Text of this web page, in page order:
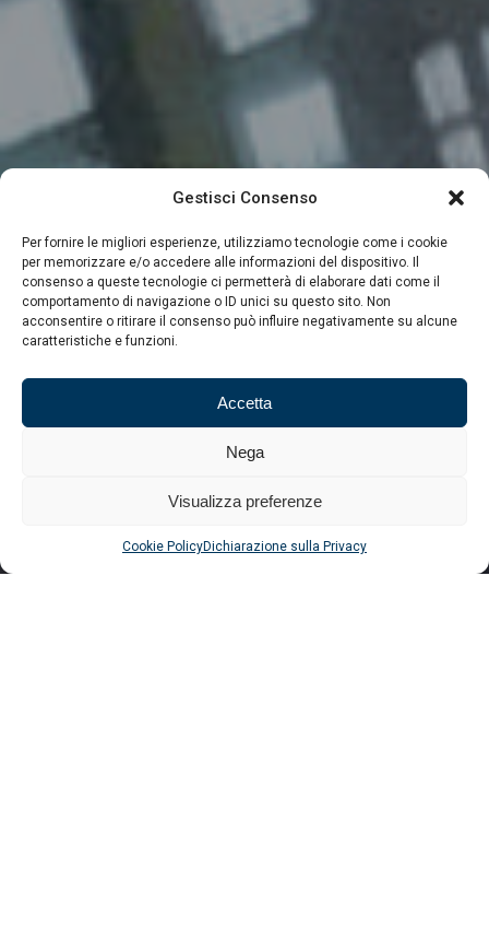
Gestisci Consenso
Per fornire le migliori esperienze, utilizziamo tecnologie come i cookie
per memorizzare e/o accedere alle informazioni del dispositivo. Il
consenso a queste tecnologie ci permetterà di elaborare dati come il
comportamento di navigazione o ID unici su questo sito. Non
acconsentire o ritirare il consenso può influire negativamente su alcune
caratteristiche e funzioni.
Accetta
Nega
Visualizza preferenze
Cookie PolicyDichiarazione sulla Privacy